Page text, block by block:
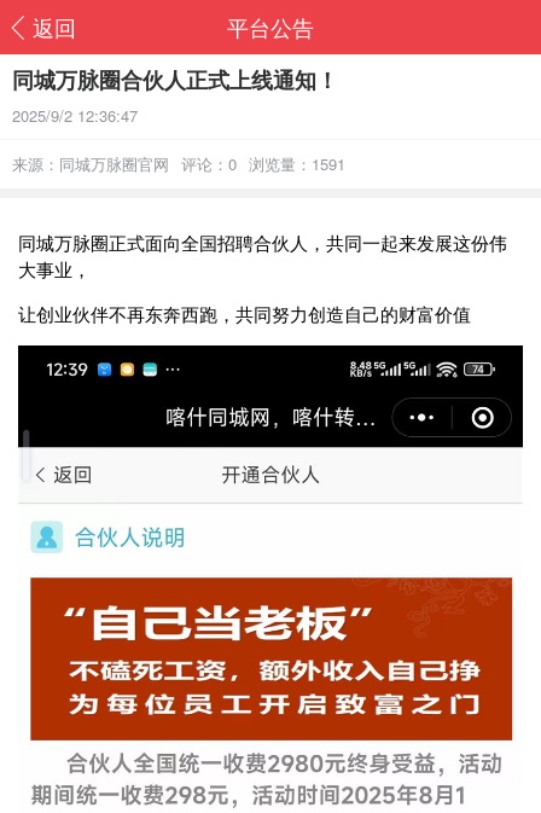
返回
平台公告
同城万脉圈合伙人正式上线通知！
2025/9/2 12:36:47
来源：同城万脉圈官网 评论：0 浏览量：1591
同城万脉圈正式面向全国招聘合伙人，共同一起来发展这份伟
大事业，
让创业伙伴不再东奔西跑，共同努力创造自己的财富价值